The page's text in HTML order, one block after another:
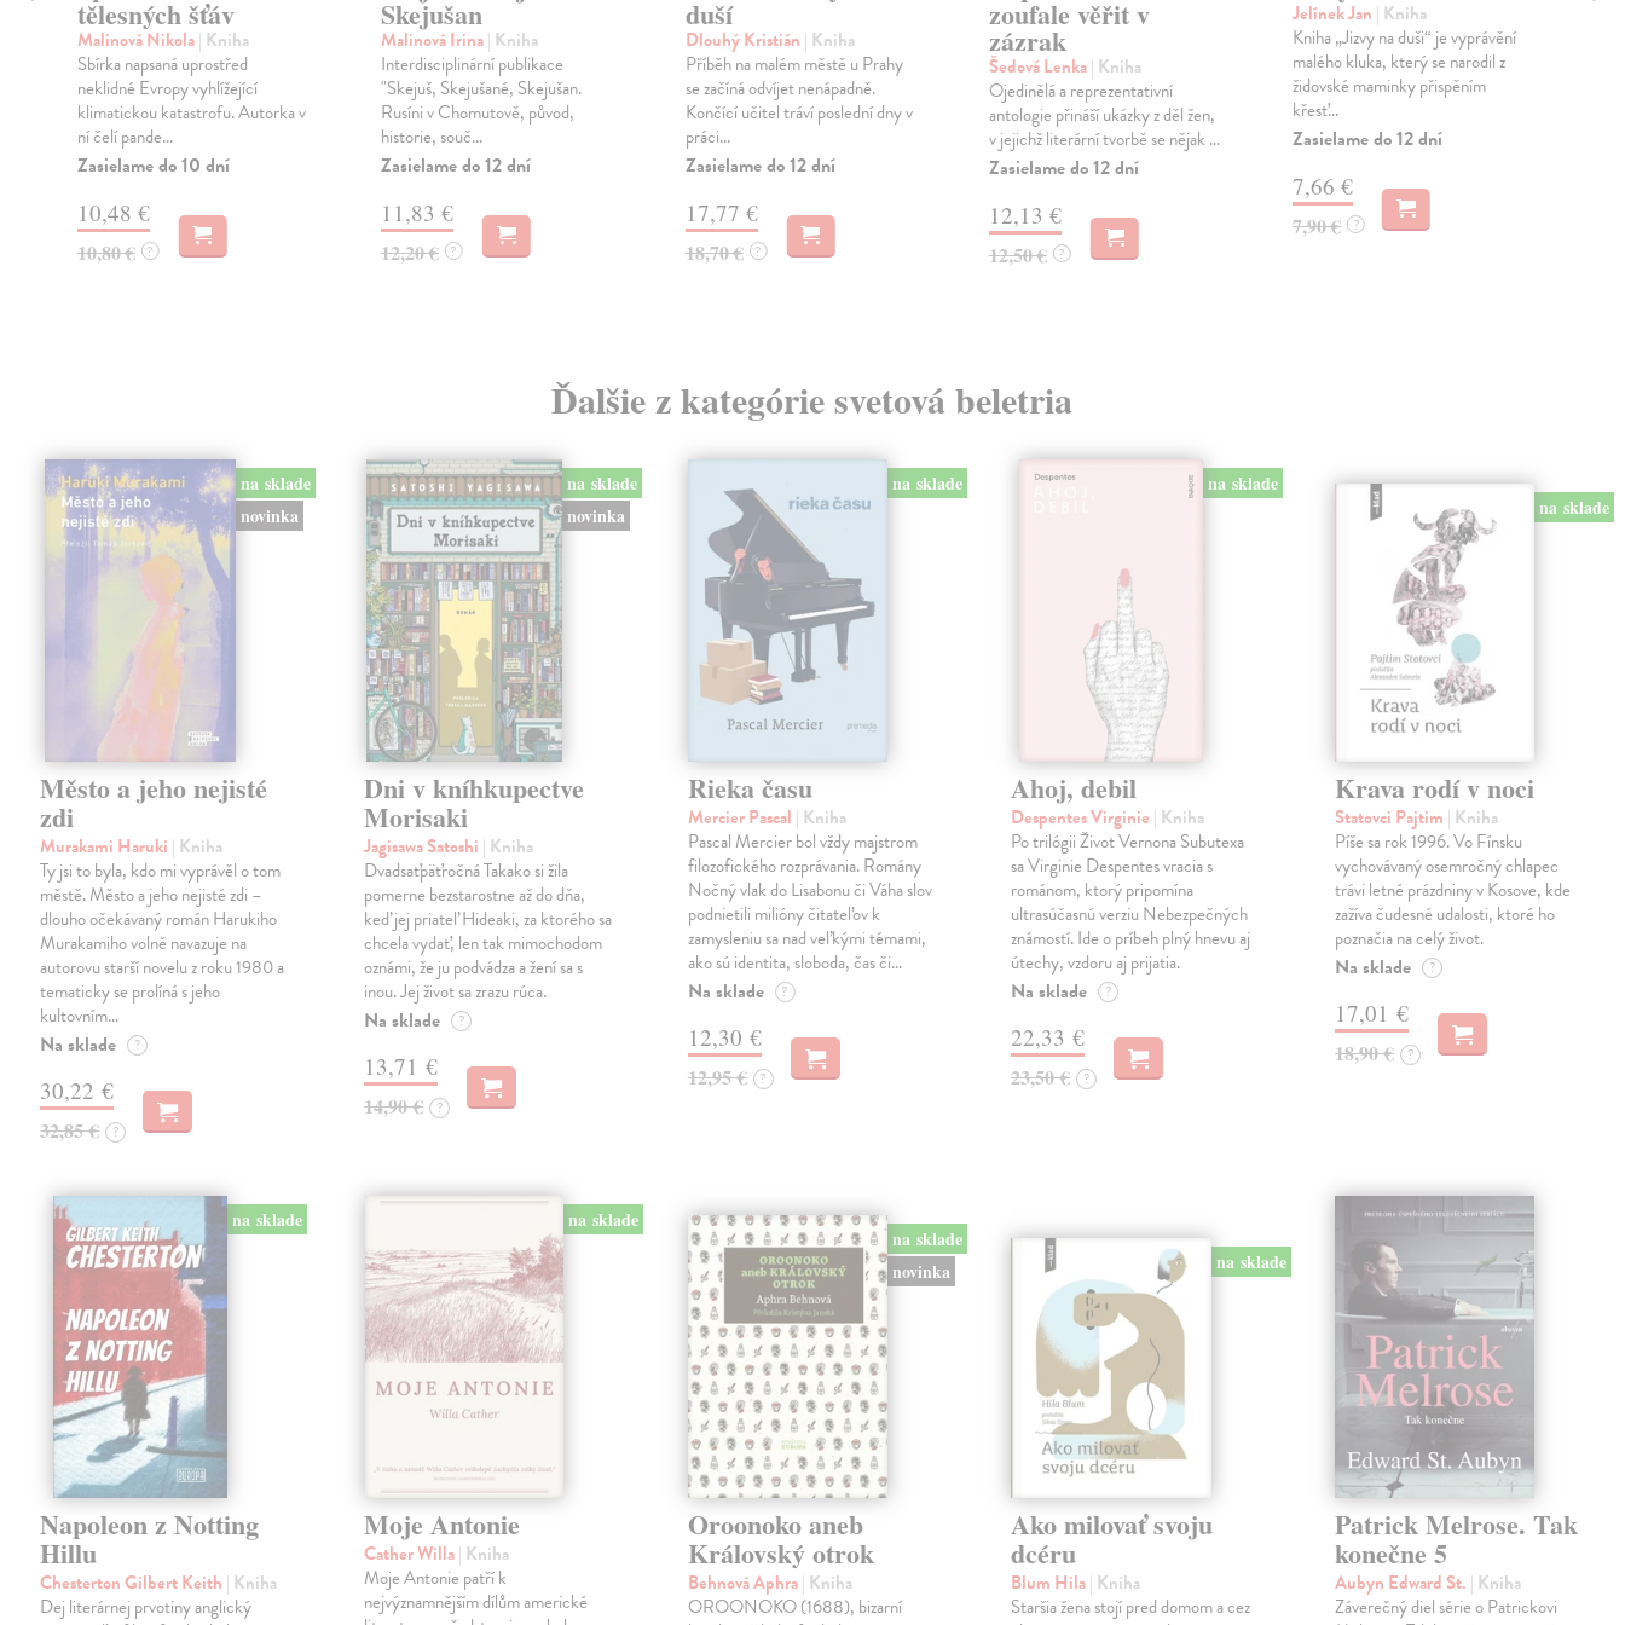
tělesných šťáv
Malinová Nikola| Kniha
Sbírka napsaná uprostřed
neklidné Evropy vyhlížející
klimatickou katastrofu. Autorka v
ní čelí pande...
Zasielame do 10 dní
10,48 €
10,80 € ?
Skejušan
Malinová Irina| Kniha
Interdisciplinární publikace
"Skejuš, Skejušané, Skejušan.
Rusíni v Chomutově, původ,
historie, souč...
Zasielame do 12 dní
11,83 €
12,20 € ?
duší
Dlouhý Kristián | Kniha
Příběh na malém městě u Prahy
se začíná odvíjet nenápadně.
Končící učitel tráví poslední dny v
práci...
Zasielame do 12 dní
17,77 €
18,70 € ?
zoufale věřit v
zázrak
Šedová Lenka| Kniha
Ojedinělá a reprezentativní
antologie přináší ukázky z děl žen,
v jejichž literární tvorbě se nějak ...
Zasielame do 12 dní
12,13 €
12,50 € ?
Jelínek Jan | Kniha
Kniha „Jizvy na duši“ je vyprávění
malého kluka, který se narodil z
židovské maminky přispěním
křesť...
Zasielame do 12 dní
7,66 €
7,90 € ?
Ďalšie z kategórie svetová beletria
na sklade
novinka
Město a jeho nejisté
zdi
Murakami Haruki | Kniha
Ty jsi to byla, kdo mi vyprávěl o tom
městě. Město a jeho nejisté zdi –
dlouho očekávaný román Harukiho
Murakamiho volně navazuje na
autorovu starší novelu z roku 1980 a
tematicky se prolíná s jeho
kultovním…
Na sklade ?
30,22 €
32,85 € ?
na sklade
novinka
Dni v kníhkupectve
Morisaki
Jagisawa Satoshi | Kniha
Dvadsaťpäťročná Takako si žila
pomerne bezstarostne až do dňa,
keď jej priateľ Hideaki, za ktorého sa
chcela vydať, len tak mimochodom
oznámi, že ju podvádza a žení sa s
inou. Jej život sa zrazu rúca.
Na sklade ?
13,71 €
14,90 € ?
na sklade
Rieka času
Mercier Pascal | Kniha
Pascal Mercier bol vždy majstrom
filozofického rozprávania. Romány
Nočný vlak do Lisabonu či Váha slov
podnietili milióny čitateľov k
zamysleniu sa nad veľkými témami,
ako sú identita, sloboda, čas či…
Na sklade ?
12,30 €
12,95 € ?
na sklade
Ahoj, debil
Despentes Virginie | Kniha
Po trilógii Život Vernona Subutexa
sa Virginie Despentes vracia s
románom, ktorý pripomína
ultrasúčasnú verziu Nebezpečných
známostí. Ide o príbeh plný hnevu aj
útechy, vzdoru aj prijatia.
Na sklade ?
22,33 €
23,50 € ?
na sklade
Krava rodí v noci
Statovci Pajtim | Kniha
Píše sa rok 1996. Vo Fínsku
vychovávaný osemročný chlapec
trávi letné prázdniny v Kosove, kde
zažíva čudesné udalosti, ktoré ho
poznačia na celý život.
Na sklade ?
17,01 €
18,90 € ?
na sklade
Napoleon z Notting
Hillu
Chesterton Gilbert Keith | Kniha
Dej literárnej prvotiny anglický
na sklade
Moje Antonie
Cather Willa| Kniha
Moje Antonie patří k
nejvýznamnějším dílům americké
na sklade
novinka
Oroonoko aneb
Královský otrok
Behnová Aphra| Kniha
OROONOKO (1688), bizarní
na sklade
Ako milovať svoju
dcéru
Blum Hila| Kniha
Staršia žena stojí pred domom a cez
Patrick Melrose. Tak
konečne 5
Aubyn Edward St. | Kniha
Záverečný diel série o Patrickovi